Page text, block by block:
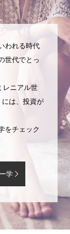
われる時代
世代でとっ
レニアル世
は、投資が
をチェック
学